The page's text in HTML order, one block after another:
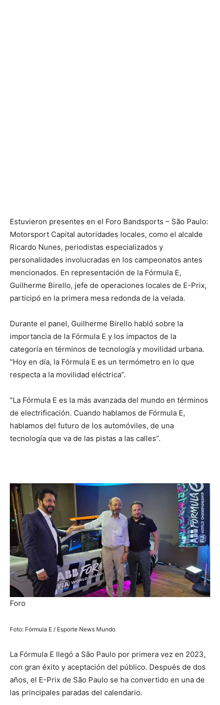
Estuvieron presentes en el Foro Bandsports – São Paulo:
Motorsport Capital autoridades locales, como el alcalde
Ricardo Nunes, periodistas especializados y
personalidades involucradas en los campeonatos antes
mencionados. En representación de la Fórmula E,
Guilherme Birello, jefe de operaciones locales de E-Prix,
participó en la primera mesa redonda de la velada.
Durante el panel, Guilherme Birello habló sobre la
importancia de la Fórmula E y los impactos de la
categoría en términos de tecnología y movilidad urbana.
“Hoy en día, la Fórmula E es un termómetro en lo que
respecta a la movilidad eléctrica”.
“La Fórmula E es la más avanzada del mundo en términos
de electrificación. Cuando hablamos de Fórmula E,
hablamos del futuro de los automóviles, de una
tecnología que va de las pistas a las calles”.
Foro
Foto: Fórmula E / Esporte News Mundo
La Fórmula E llegó a São Paulo por primera vez en 2023,
con gran éxito y aceptación del público. Después de dos
años, el E-Prix de São Paulo se ha convertido en una de
las principales paradas del calendario.